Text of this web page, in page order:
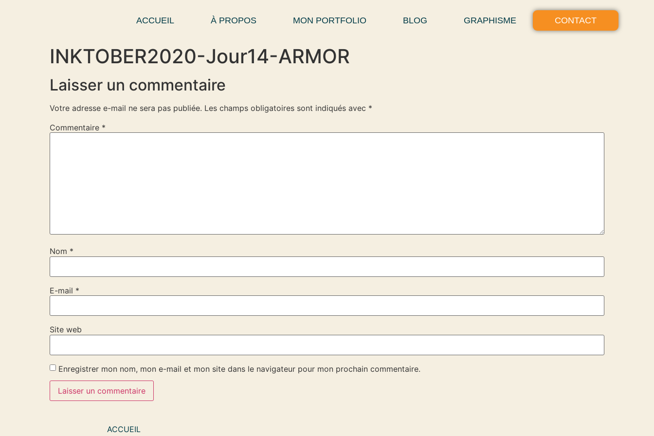
ACCUEIL À PROPOS MON PORTFOLIO BLOG GRAPHISME CONTACT
INKTOBER2020-Jour14-ARMOR
Laisser un commentaire
Votre adresse e-mail ne sera pas publiée. Les champs obligatoires sont indiqués avec *
Commentaire *
Nom *
E-mail *
Site web
Enregistrer mon nom, mon e-mail et mon site dans le navigateur pour mon prochain commentaire.
ACCUEIL